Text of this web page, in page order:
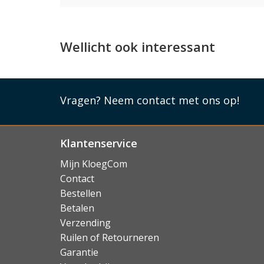
Wellicht ook interessant
Vragen? Neem contact met ons op!
Klantenservice
Mijn KloegCom
Contact
Bestellen
Betalen
Verzending
Ruilen of Retourneren
Garantie